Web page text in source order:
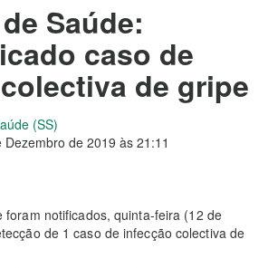
Saúde:
caso de
de gripe
(SS)
Dezembro de 2019 às 21:11
foram notificados, quinta-feira (12 de
de 1 caso de infecção colectiva de